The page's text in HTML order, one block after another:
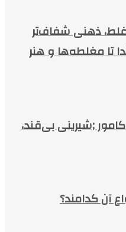
ذهنی شفاف‌تر
تا مغلطه‌ها و هنر
;شیرینی بی‌قند،
آن کدامند؟